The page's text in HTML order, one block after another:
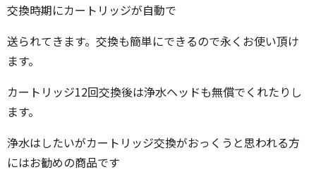
交換時期にカートリッジが自動で
送られてきます。交換も簡単にできるので永くお使い頂け
ます。
カートリッジ12回交換後は浄水ヘッドも無償でくれたりし
ます。
浄水はしたいがカートリッジ交換がおっくうと思われる方
にはお勧めの商品です